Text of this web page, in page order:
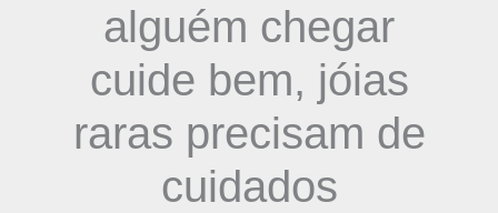
alguém chegar
cuide bem, jóias
raras precisam de
cuidados